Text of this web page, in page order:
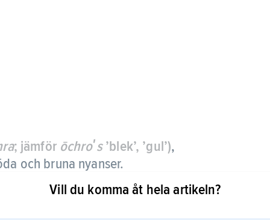
; jämför ōchroʹs’blek’, ’gul’),
och bruna nyanser.
övervägande av järnhydroxid (järnoxidhydrat)
Vill du komma åt hela artikeln?